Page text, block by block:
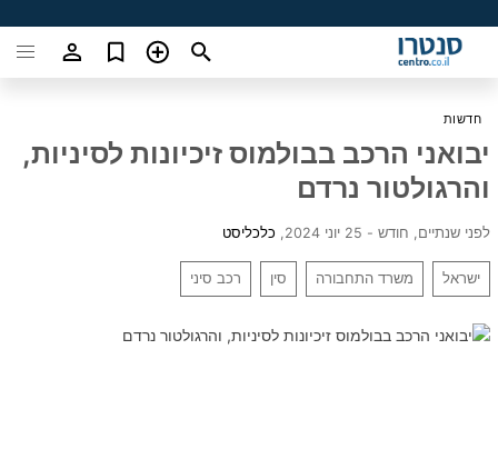
חדשות
יבואני הרכב בבולמוס זיכיונות לסיניות,
והרגולטור נרדם
לפני שנתיים, חודש - 25 יוני 2024 כלכליסט
ישראל משרד התחבורה סין רכב סיני